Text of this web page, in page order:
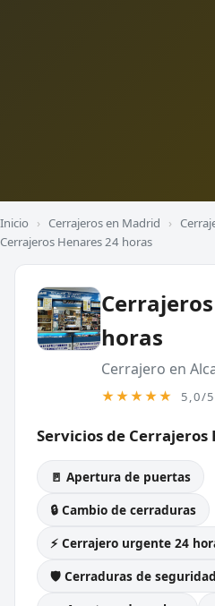
Inicio › Cerrajeros en Madrid ›
Cerrajeros Henares 24 horas
horas
Cerrajero en
★★★★★ 5,0/
Servicios de Cerrajeros
🚪 Apertura de puertas
🔒 Cambio de cerraduras
⚡ Cerrajero urgente 24
🛡️ Cerraduras de